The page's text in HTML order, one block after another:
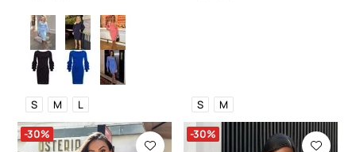
S M L S M
-30% -30%